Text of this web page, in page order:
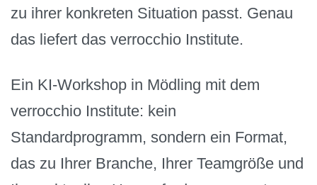
zu ihrer konkreten Situation passt. Genau
das liefert das verrocchio Institute.
Ein KI-Workshop in Mödling mit dem
verrocchio Institute: kein
Standardprogramm, sondern ein Format,
das zu Ihrer Branche, Ihrer Teamgröße und